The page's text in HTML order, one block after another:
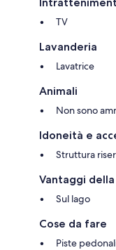
TV
Lavanderia
Lavatrice
Animali
Non sono
Idoneità e
Struttura
Vantaggi
Sul lago
Cose da fare
Piste